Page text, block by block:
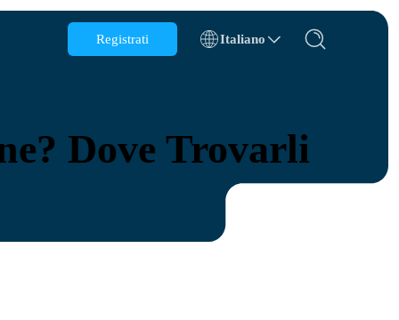
Registrati Italiano
Cile Cina
Danimarca
Dove Trovarli